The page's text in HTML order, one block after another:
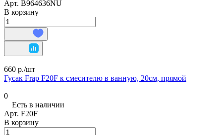
Арт. B964636NU
В корзину
660 р./шт
Гусак Frap F20F к смесителю в ванную, 20см, прямой
0
Есть в наличии
Арт. F20F
В корзину